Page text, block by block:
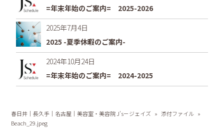
=年末年始のご案内= 2025-2026
2025年7月4日
2025 -夏季休暇のご案内-
2024年10月24日
=年末年始のご案内= 2024-2025
春日井｜長久手｜名古屋｜美容室・美容院 J's－ジェイズ » 添付ファイル »
Beach_29.jpeg